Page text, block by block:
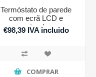
Termóstato de parede
com ecrã LCD e
actuador
€98,39 IVA incluido
COMPRAR